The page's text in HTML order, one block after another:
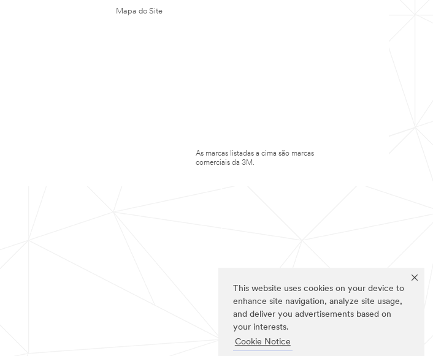
This website uses cookies on your device to
enhance site navigation, analyze site usage,
and deliver you advertisements based on
your interests.
Cookie Notice
Mapa do Site
As marcas listadas a cima são marcas
comerciais da 3M.